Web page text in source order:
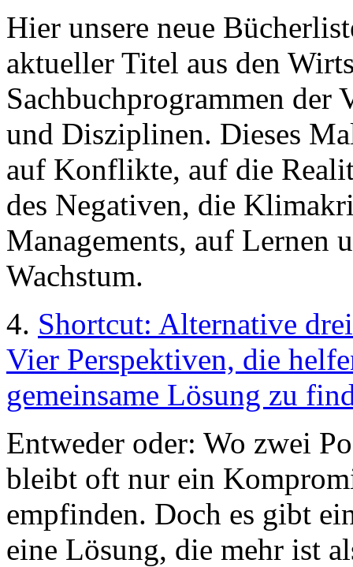
Hier unsere neue
aktueller Titel aus den
Sachbuchprogrammen der
und Disziplinen. Dieses
auf Konflikte, auf die
des Negativen, die
Managements, auf Lernen
Wachstum.
4. Shortcut: Alternative drei
Vier Perspektiven, die
gemeinsame Lösung zu
Entweder oder: Wo zwei
bleibt oft nur ein
empfinden. Doch es gibt
eine Lösung, die mehr ist